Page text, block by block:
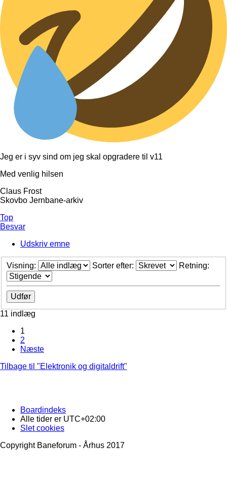
Jeg er i syv sind om jeg skal opgradere til v11
Med venlig hilsen
Claus Frost
Skovbo Jernbane-arkiv
Top
Besvar
Udskriv emne
Visning: Sorter efter: Retning:
11 indlæg
1
2
Næste
Tilbage til "Elektronik og digitaldrift"
Boardindeks
Alle tider er UTC+02:00
Slet cookies
Copyright Baneforum - Århus 2017